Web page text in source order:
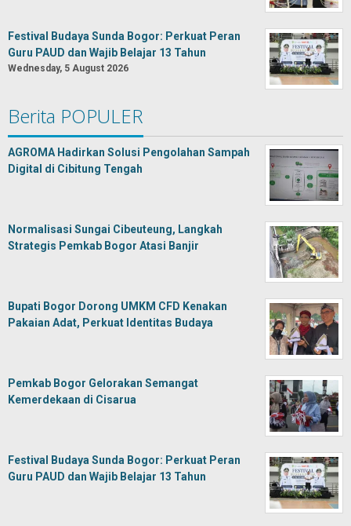
Festival Budaya Sunda Bogor: Perkuat Peran
Guru PAUD dan Wajib Belajar 13 Tahun
Wednesday, 5 August 2026
Berita POPULER
AGROMA Hadirkan Solusi Pengolahan Sampah
Digital di Cibitung Tengah
Normalisasi Sungai Cibeuteung, Langkah
Strategis Pemkab Bogor Atasi Banjir
Bupati Bogor Dorong UMKM CFD Kenakan
Pakaian Adat, Perkuat Identitas Budaya
Pemkab Bogor Gelorakan Semangat
Kemerdekaan di Cisarua
Festival Budaya Sunda Bogor: Perkuat Peran
Guru PAUD dan Wajib Belajar 13 Tahun